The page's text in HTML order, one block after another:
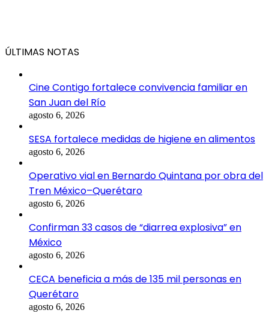
ÚLTIMAS NOTAS
Cine Contigo fortalece convivencia familiar en
San Juan del Río
agosto 6, 2026
SESA fortalece medidas de higiene en alimentos
agosto 6, 2026
Operativo vial en Bernardo Quintana por obra del
Tren México–Querétaro
agosto 6, 2026
Confirman 33 casos de “diarrea explosiva” en
México
agosto 6, 2026
CECA beneficia a más de 135 mil personas en
Querétaro
agosto 6, 2026